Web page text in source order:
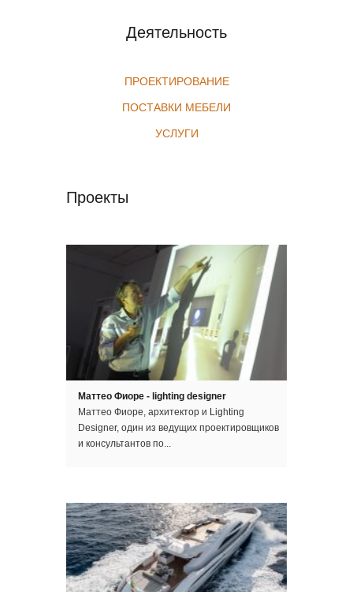
Деятельность
ПРОЕКТИРОВАНИЕ
ПОСТАВКИ МЕБЕЛИ
УСЛУГИ
Проекты
Маттео Фиоре - lighting designer
Маттео Фиоре, архитектор и Lighting
Designer, один из ведущих проектировщиков
и консультантов по...